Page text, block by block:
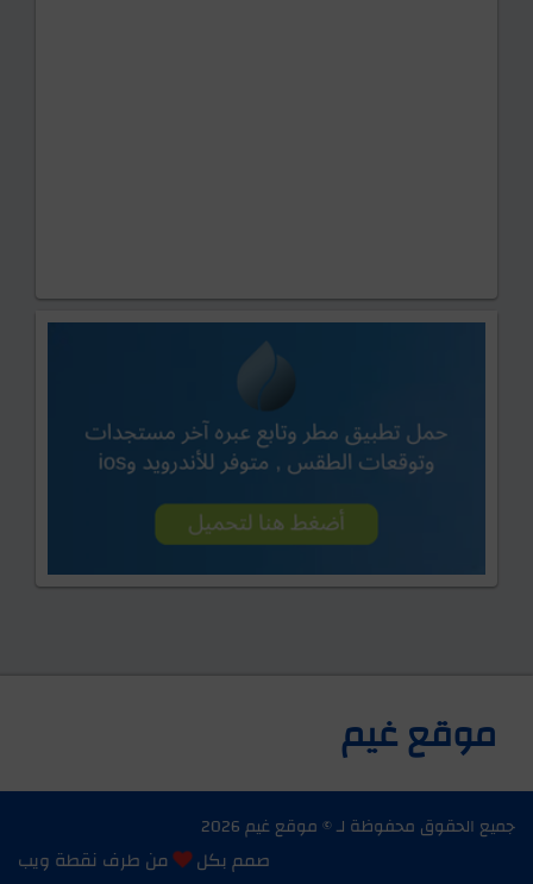
موقع غيم
جميع الحقوق محفوظة لـ ©موقع غيم2026
صمم بكل من طرف نقطة ويب